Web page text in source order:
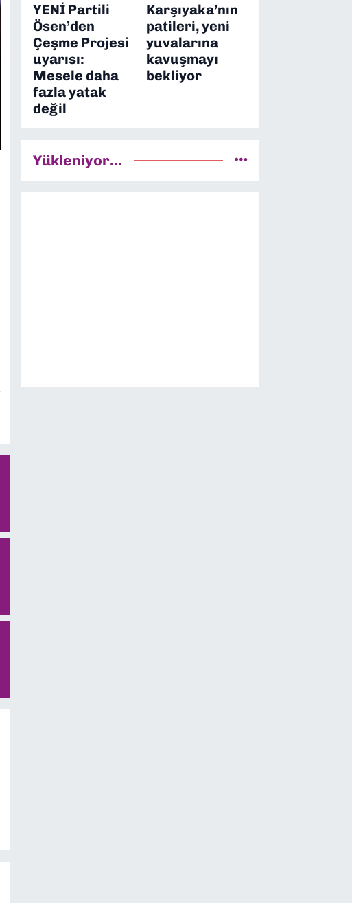
YENİ Partili
Ösen’den
Çeşme Projesi
uyarısı:
Mesele daha
fazla yatak
değil
Karşıyaka’nın
patileri, yeni
yuvalarına
kavuşmayı
bekliyor
Yükleniyor...